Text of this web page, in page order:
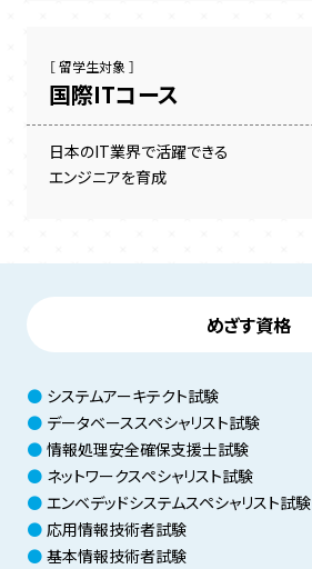
［ 留学生対象 ］
国際ITコース
日本のIT業界で活躍できる
エンジニアを育成
めざす資格
システムアーキテクト試験
データベーススペシャリスト試験
情報処理安全確保支援士試験
ネットワークスペシャリスト試験
エンベデッドシステムスペシャリスト試験
応用情報技術者試験
基本情報技術者試験